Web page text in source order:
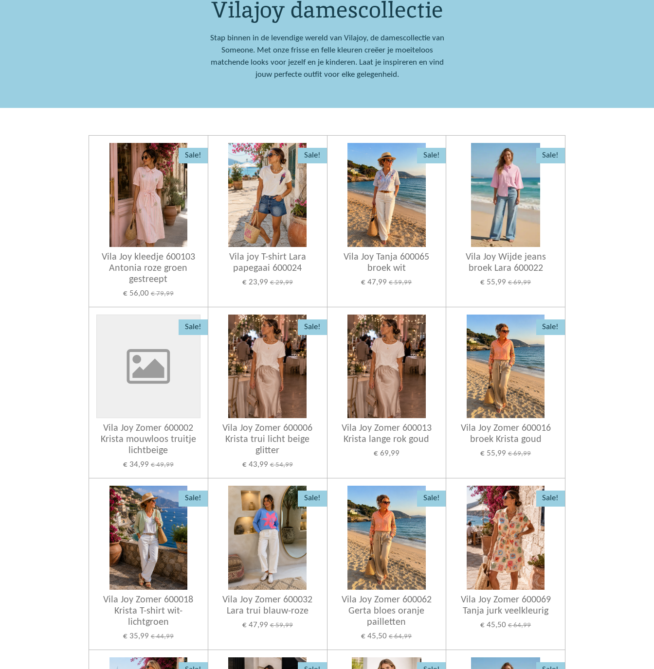
Vilajoy damescollectie
Stap binnen in de levendige wereld van Vilajoy, de damescollectie van
Someone. Met onze frisse en felle kleuren creëer je moeiteloos
matchende looks voor jezelf en je kinderen. Laat je inspireren en vind
jouw perfecte outfit voor elke gelegenheid.
Sale!
Vila Joy kleedje 600103
Antonia roze groen
gestreept
€ 56,00 € 79,99
Sale!
Vila joy T-shirt Lara
papegaai 600024
€ 23,99 € 29,99
Sale!
Vila Joy Tanja 600065
broek wit
€ 47,99 € 59,99
Sale!
Vila Joy Wijde jeans
broek Lara 600022
€ 55,99 € 69,99
Sale!
Vila Joy Zomer 600002
Krista mouwloos truitje
lichtbeige
€ 34,99 € 49,99
Sale!
Vila Joy Zomer 600006
Krista trui licht beige
glitter
€ 43,99 € 54,99
Vila Joy Zomer 600013
Krista lange rok goud
€ 69,99
Sale!
Vila Joy Zomer 600016
broek Krista goud
€ 55,99 € 69,99
Sale!
Vila Joy Zomer 600018
Krista T-shirt wit-
lichtgroen
€ 35,99 € 44,99
Sale!
Vila Joy Zomer 600032
Lara trui blauw-roze
€ 47,99 € 59,99
Sale!
Vila Joy Zomer 600062
Gerta bloes oranje
pailletten
€ 45,50 € 64,99
Sale!
Vila Joy Zomer 600069
Tanja jurk veelkleurig
€ 45,50 € 64,99